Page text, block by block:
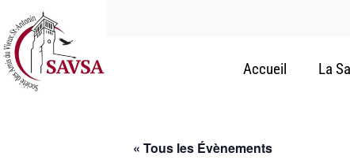
Accueil La
« Tous les Évènements